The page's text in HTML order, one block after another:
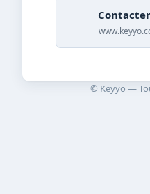
© Keyyo —